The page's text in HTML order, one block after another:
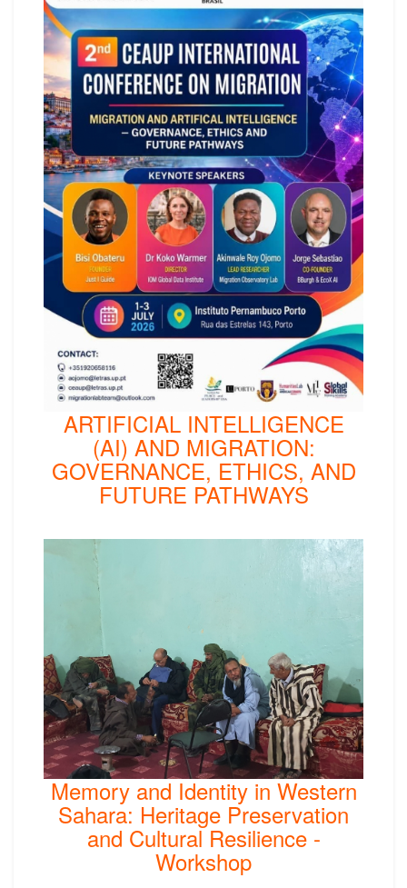
ARTIFICIAL INTELLIGENCE
(AI) AND MIGRATION:
GOVERNANCE, ETHICS, AND
FUTURE PATHWAYS
Memory and Identity in Western
Sahara: Heritage Preservation
and Cultural Resilience -
Workshop